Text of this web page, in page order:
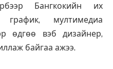
Бангкокийн их
график, мултимедиа
өдгөө вэб дизайнер,
байгаа ажээ.